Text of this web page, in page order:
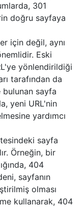
301
doğru sayfaya
için değil, aynı
Eski
yönlendirildiği
tarafından da
bulunan sayfa
yeni URL'nin
yardımcı
sayfa
Örneğin, bir
404
sayfanın
olması
kullanarak, 404